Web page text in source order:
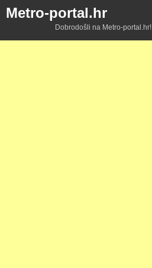
Metro-portal.hr
Dobrodošli na Metro-portal.hr!